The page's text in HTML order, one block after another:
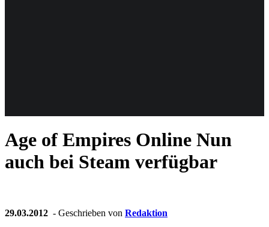
Age of Empires Online Nun
auch bei Steam verfügbar
29.03.2012 - Geschrieben von Redaktion